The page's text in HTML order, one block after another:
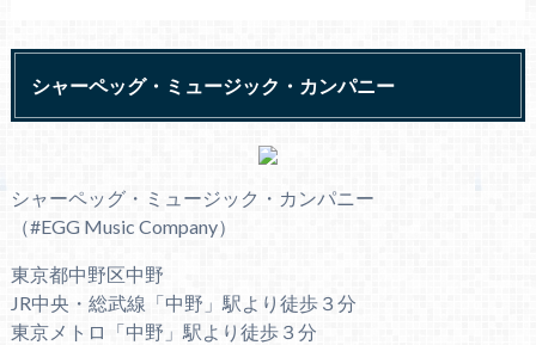
シャーペッグ・ミュージック・カンパニー
シャーペッグ・ミュージック・カンパニー
（#EGG Music Company）
東京都中野区中野
JR中央・総武線「中野」駅より徒歩３分
東京メトロ「中野」駅より徒歩３分